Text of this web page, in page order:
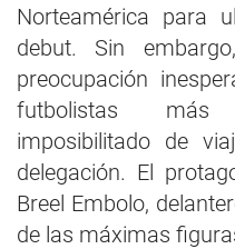
Norteamérica para
debut. Sin
preocupación
futbolistas más
imposibilitado de
delegación. El
Breel Embolo,
de las máximas